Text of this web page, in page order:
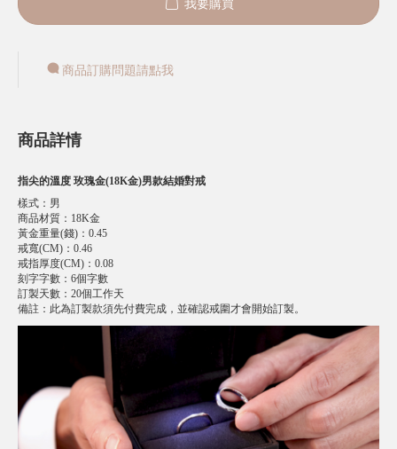
我要購買
商品訂購問題請點我
商品詳情
指尖的溫度 玫瑰金(18K金)男款結婚對戒
樣式 ： 男
商品材質 ： 18K金
黃金重量(錢) ： 0.45
戒寬(CM) ： 0.46
戒指厚度(CM) ： 0.08
刻字字數 ： 6個字數
訂製天數 ： 20個工作天
備註 ： 此為訂製款須先付費完成，並確認戒圍才會開始訂製。